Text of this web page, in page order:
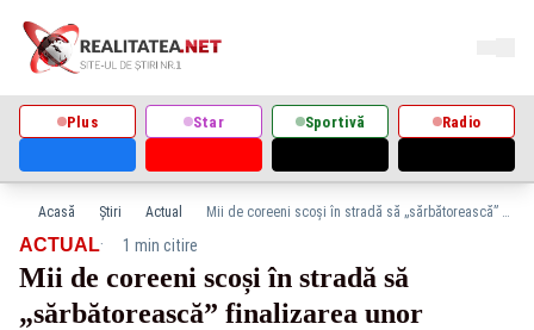
Plus Star Sportivă Radio
Acasă Știri Actual Mii de coreeni scoși în stradă să „sărbătorească” finalizarea unor proiecte de locuințe. FOTO cu oamenii „dornici” să-l aplaude pe Kim Jong Un
ACTUAL· 1 min citire
Mii de coreeni scoși în stradă să
„sărbătorească” finalizarea unor